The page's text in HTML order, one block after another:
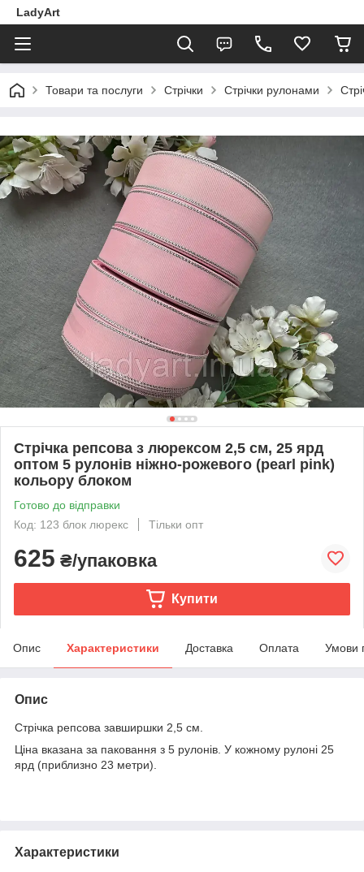
LadyArt
Товари та послуги Стрічки Стрічки рулонами
Стрічка репсова з люрексом 2,5 см, 25 ярд
оптом 5 рулонів ніжно-рожевого (pearl pink)
кольору блоком
Готово до відправки
Код: 123 блок люрекс
Тільки опт
625 ₴/упаковка
Купити
Опис Характеристики Доставка Оплата Умови
Опис
Стрічка репсова завширшки 2,5 см.
Ціна вказана за паковання з 5 рулонів. У кожному рулоні 25
ярд (приблизно 23 метри).
Характеристики